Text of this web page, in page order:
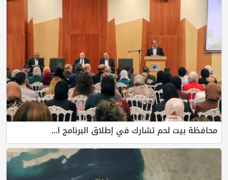
محافظة بيت لحم تشارك في إطلاق البرنامج ا...